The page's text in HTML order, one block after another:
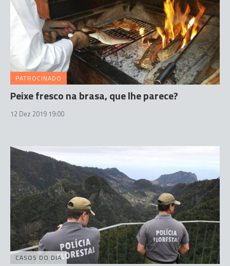
PATROCINADO
Peixe fresco na brasa, que lhe parece?
12 Dez 2019 19:00
CASOS DO DIA